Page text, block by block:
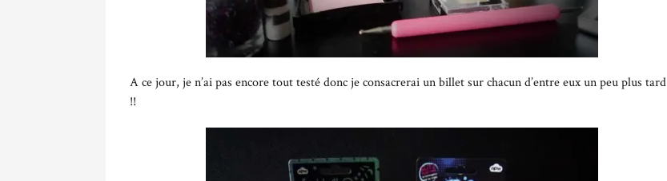
A ce jour, je n’ai pas encore tout testé donc je consacrerai un billet sur chacun d’entre eux un peu plus tard
!!